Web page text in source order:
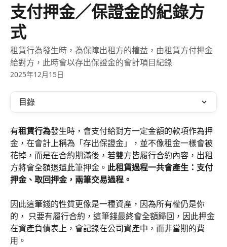
支付押金／保證金的紀錄方
式
租賃行為發生時，為保障出租方的權益，由租賃方付押金
給對方，此時會以存出保證金的會計項目紀錄
2025年12月15日
目錄
有租賃行為發生時，會支付給對方一定金額的款項作為押
金，在會計上稱為「存出保證金」，並不像租金一樣會被
花掉，而是在合約期滿後，若雙方皆履行合約內容，出租
方將會全額退還此筆押金。 此租賃過程一共會產生：支付
押金、取回押金，兩筆交易過程。
因此這筆錢的性質更像是一種資產，因為所有權仍是你
的， 只要有履行合約，這筆錢最終會全額歸回，因此押金
在資產負債表上，會記錄在公司資產中，而非當期的費
用。